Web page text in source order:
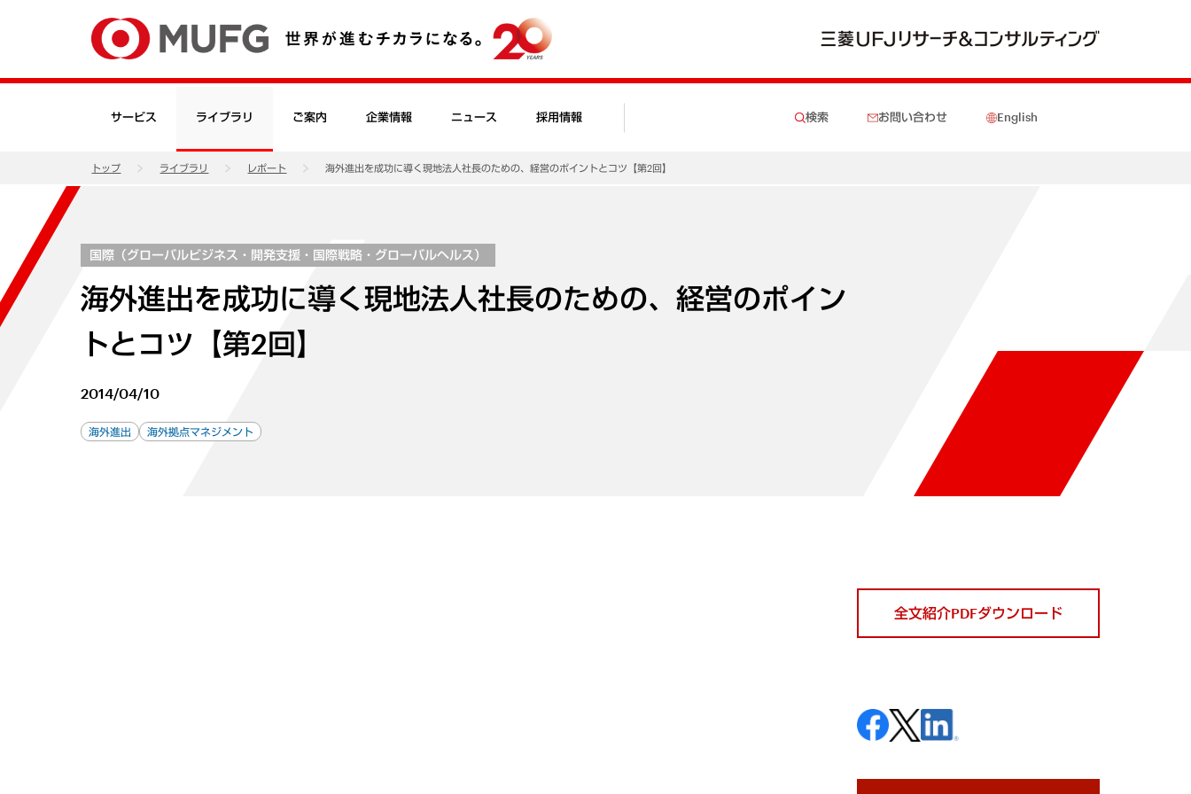
サービス ライブラリ ご案内 企業情報 ニュース 採用情報 検索 お問い合わせ English
トップ ライブラリ レポート 海外進出を成功に導く現地法人社長のための、経営のポイントとコツ【第2回】
国際（グローバルビジネス・開発支援・国際戦略・グローバルヘルス）
海外進出を成功に導く現地法人社長のための、経営のポイン
トとコツ【第2回】
2014/04/10
海外進出 海外拠点マネジメント
全文紹介PDFダウンロード